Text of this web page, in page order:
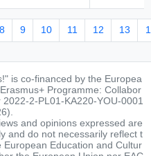
8 9 10 11 12 13
is co-financed by the Europea
Programme: Collabor
2-PL01-KA220-YOU-0001
and opinions expressed are
and do not necessarily reflect t
Education and Cultur